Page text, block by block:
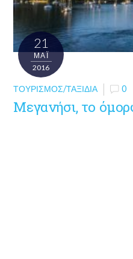
21
ΜΑΪ́
2016
ΤΟΥΡΙΣΜΌΣ/ΤΑΞΊΔΙΑ 0
Μεγανήσι, το